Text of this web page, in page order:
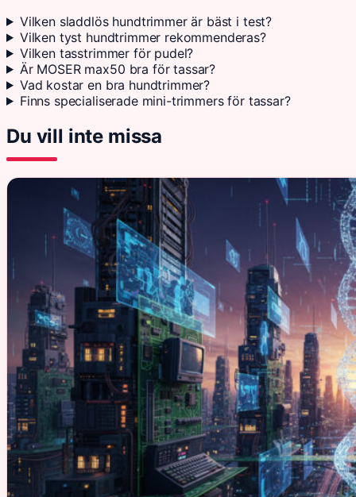
Vilken sladdlös hundtrimmer är bäst i test?
Vilken tyst hundtrimmer rekommenderas?
Vilken tasstrimmer för pudel?
Är MOSER max50 bra för tassar?
Vad kostar en bra hundtrimmer?
Finns specialiserade mini-trimmers för tassar?
Du vill inte missa